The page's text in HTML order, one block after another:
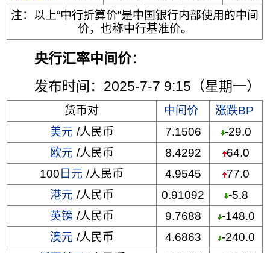
注：以上“中行折算价”是中国银行内部使用的中间
价，也称中行基准价。
央行汇率中间价：
发布时间：2025-7-7 9:15（星期一）
货币对 中间价
涨跌BP
美元 /人民币 7.1506
-29.0
欧元 /人民币 8.4292
64.0
100 日元 /人民币 4.9545
77.0
港元 /人民币 0.91092
-5.8
英镑 /人民币 9.7688
-148.0
澳元 /人民币 4.6863
-240.0